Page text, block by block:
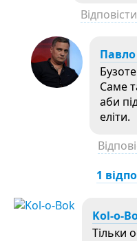
Відповісти
Саме
аби
еліти.
1
Kol-o-
Тільки